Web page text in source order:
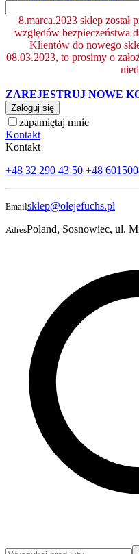
8.marca.2023 sklep został
względów bezpieczeństwa
Klientów do nowego
08.03.2023, to prosimy o
ZAREJESTRUJ NOWE
Zaloguj się
zapamiętaj mnie
Kontakt
Kontakt
+48 32 290 43 50 +48
Emailsklep@olejefuchs.pl
AdresPoland, Sosnowiec, ul.